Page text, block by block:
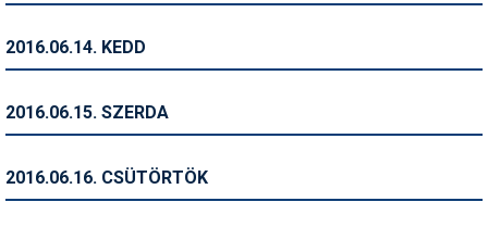
Símánia
2016.06.14. KEDD
2016.06.15. SZERDA
2016.06.16. CSÜTÖRTÖK